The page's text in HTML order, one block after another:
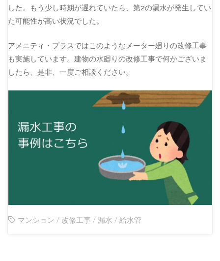
した。もう少し時期が遅れていたら、第2の漏水が発生してい
た可能性が高い状況でした。
アメニティ・プラスではこのようなメーター廻りの改修工事
も実施しています。建物の水廻りの改修工事で何かございま
したら、是非、一度ご相談ください。
マンション / 改修工事/ 漏水 / 給水管